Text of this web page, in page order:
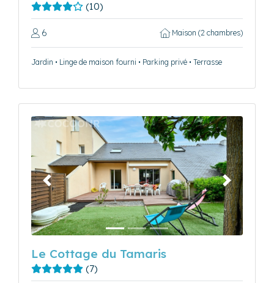
(10)
6 Maison (2 chambres)
Jardin • Linge de maison fourni • Parking privé • Terrasse
Précédent Suivant
Le Cottage du Tamaris
(7)